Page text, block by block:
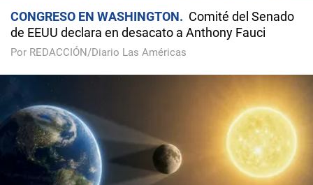
CONGRESO EN WASHINGTON
Comité del Senado
de EEUU declara en desacato a Anthony Fauci
Por REDACCIÓN/Diario Las Américas